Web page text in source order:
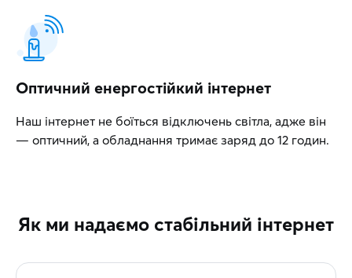
Оптичний енергостійкий інтернет
Наш інтернет не боїться відключень світла, адже він
— оптичний, а обладнання тримає заряд до 12 годин.
Як ми надаємо стабільний інтернет